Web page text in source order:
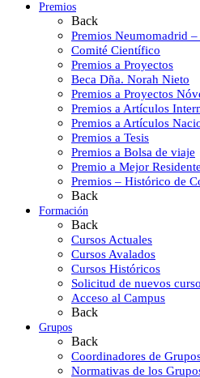
Premios
Back
Premios Neumomadrid
Comité Científico
Premios a Proyectos
Beca Dña. Norah Nieto
Premios a Proyectos
Premios a Artículos
Premios a Artículos
Premios a Tesis
Premios a Bolsa de viaje
Premio a Mejor Residente
Premios – Histórico de
Back
Formación
Back
Cursos Actuales
Cursos Avalados
Cursos Históricos
Solicitud de nuevos
Acceso al Campus
Back
Grupos
Back
Coordinadores de
Normativas de los